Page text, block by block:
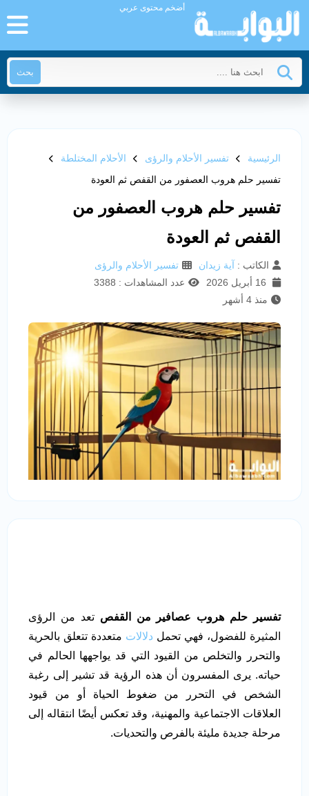
أضخم محتوى عربي
بحث
الرئيسية تفسير الأحلام والرؤى
الأحلام المختلطة
تفسير حلم هروب العصفور من القفص ثم العودة
تفسير حلم هروب العصفور من
القفص ثم العودة
الكاتب : آية زيدان
تفسير الأحلام والرؤى
عدد المشاهدات : 3388
منذ 4 أشهر
تفسير حلم هروب عصافير من القفص تعد من الرؤى
المثيرة للفضول، فهي تحمل دلالات متعددة تتعلق بالحرية
والتحرر والتخلص من القيود التي قد يواجهها الحالم في
حياته. يرى المفسرون أن هذه الرؤية قد تشير إلى رغبة
الشخص في التحرر من ضغوط الحياة أو من قيود
العلاقات الاجتماعية والمهنية، وقد تعكس أيضًا انتقاله إلى
مرحلة جديدة مليئة بالفرص والتحديات.